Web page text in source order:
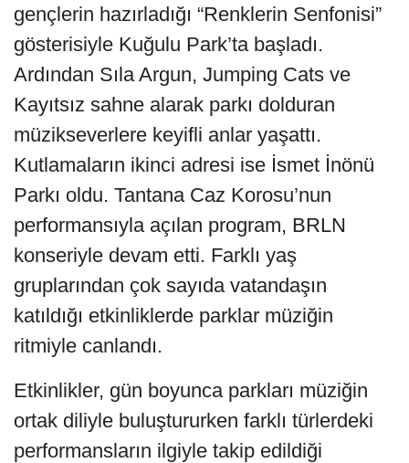
gençlerin hazırladığı “Renklerin Senfonisi”
gösterisiyle Kuğulu Park’ta başladı.
Ardından Sıla Argun, Jumping Cats ve
Kayıtsız sahne alarak parkı dolduran
müzikseverlere keyifli anlar yaşattı.
Kutlamaların ikinci adresi ise İsmet İnönü
Parkı oldu. Tantana Caz Korosu’nun
performansıyla açılan program, BRLN
konseriyle devam etti. Farklı yaş
gruplarından çok sayıda vatandaşın
katıldığı etkinliklerde parklar müziğin
ritmiyle canlandı.
Etkinlikler, gün boyunca parkları müziğin
ortak diliyle buluştururken farklı türlerdeki
performansların ilgiyle takip edildiği